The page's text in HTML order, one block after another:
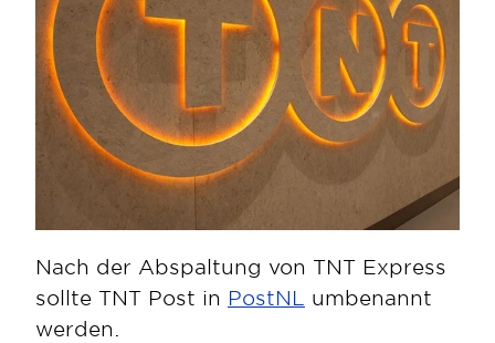
Nach der Abspaltung von TNT Express
sollte TNT Post in PostNL
umbenannt
werden.